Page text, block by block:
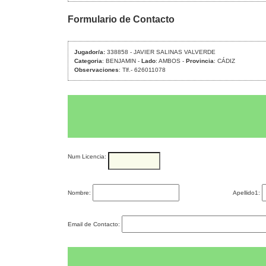
Formulario de Contacto
Jugador/a: 338858 - JAVIER SALINAS VALVERDE
Categoria: BENJAMIN - Lado: AMBOS - Provincia: CÁDIZ
Observaciones: Tlf.- 626011078
Num Licencia:
Nombre: Apellido1:
Email de Contacto: